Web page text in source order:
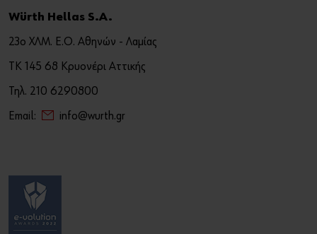
Würth Hellas S.A.
23ο ΧΛΜ. Ε.Ο. Αθηνών - Λαμίας
ΤΚ 145 68 Κρυονέρι Αττικής
Τηλ. 210 6290800
Email: info@wurth.gr